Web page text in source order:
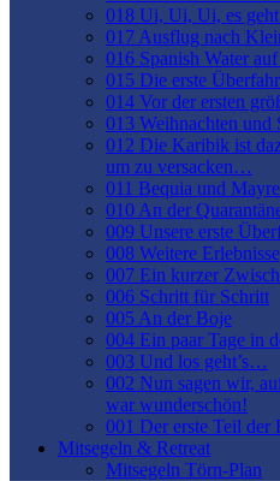
018 Ui, Ui, Ui, es
017 Ausflug nach
016 Spanish Water
015 Die erste
014 Vor der ersten
013 Weihnachten und
012 Die Karibik ist
um zu versacken…
011 Bequia und
010 An der
009 Unsere erste
008 Weitere Erlebnisse
007 Ein kurzer
006 Schritt für Schritt
005 An der Boje
004 Ein paar Tage in
003 Und los geht’s…
002 Nun sagen wir,
war wunderschön!
001 Der erste Teil
Mitsegeln & Retreat
Mitsegeln Törn-Plan